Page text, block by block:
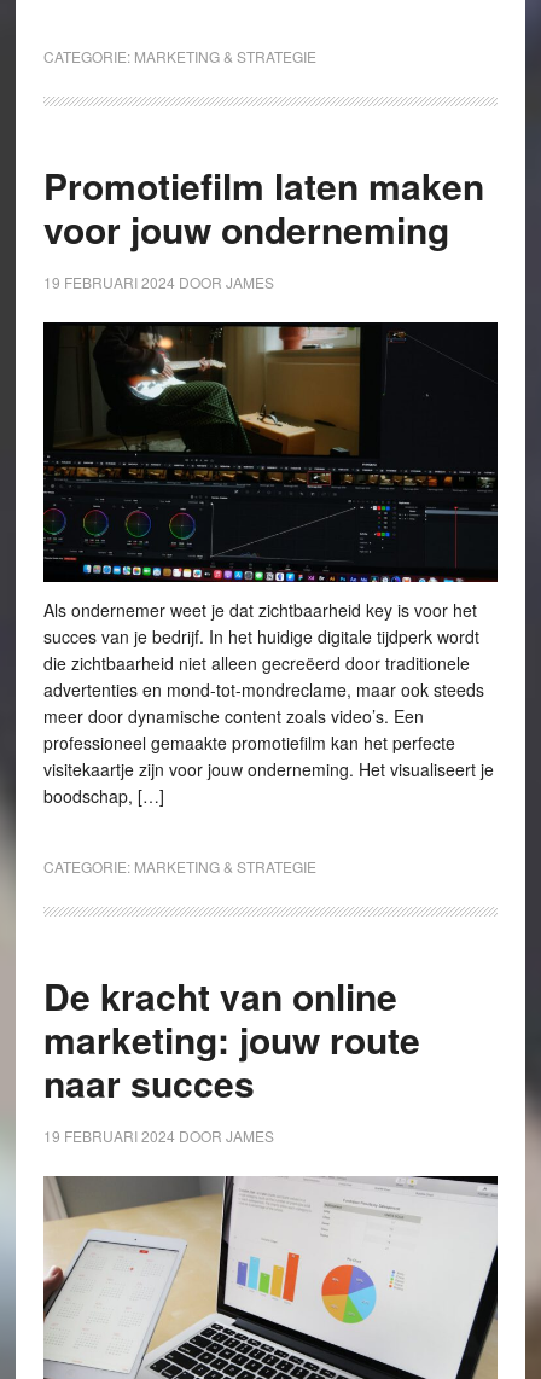
CATEGORIE: MARKETING & STRATEGIE
Promotiefilm laten maken
voor jouw onderneming
19 FEBRUARI 2024 DOOR JAMES
Als ondernemer weet je dat zichtbaarheid key is voor het
succes van je bedrijf. In het huidige digitale tijdperk wordt
die zichtbaarheid niet alleen gecreëerd door traditionele
advertenties en mond-tot-mondreclame, maar ook steeds
meer door dynamische content zoals video’s. Een
professioneel gemaakte promotiefilm kan het perfecte
visitekaartje zijn voor jouw onderneming. Het visualiseert je
boodschap, […]
CATEGORIE: MARKETING & STRATEGIE
De kracht van online
marketing: jouw route
naar succes
19 FEBRUARI 2024 DOOR JAMES